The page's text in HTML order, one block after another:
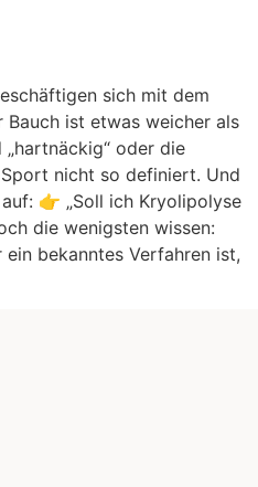
sich mit dem
Bauch ist etwas weicher als
oder die
nicht so definiert. Und
👉 „Soll ich Kryolipolyse
die wenigsten wissen:
bekanntes Verfahren ist,